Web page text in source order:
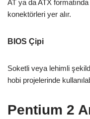
AT ya da ATX
konektörleri yer alır.
BIOS Çipi
Soketli veya lehimli
hobi projelerinde
Pentium 2